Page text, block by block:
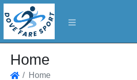
Home
Home